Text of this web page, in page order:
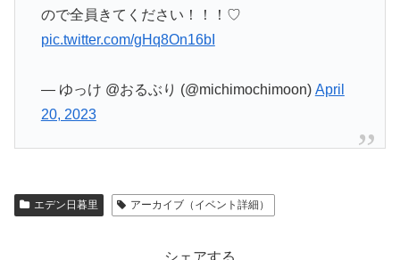
ので全員きてください！！！♡
pic.twitter.com/gHq8On16bI
— ゆっけ @おるぶり (@michimochimoon) April
20, 2023
エデン日暮里 アーカイブ（イベント詳細）
シェアする